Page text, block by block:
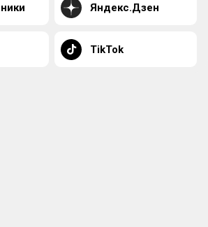
Яндекс.Дзен
TikTok